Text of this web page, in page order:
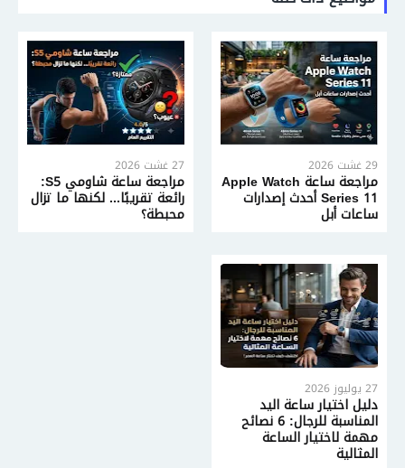
29 غشت 2026
مراجعة ساعة Apple Watch
Series 11 أحدث إصدارات
ساعات أبل
27 غشت 2026
مراجعة ساعة شاومي S5:
رائعة تقريبًا... لكنها ما تزال
محبطة؟
27 يوليوز 2026
دليل اختيار ساعة اليد
المناسبة للرجال: 6 نصائح
مهمة لاختيار الساعة
المثالية